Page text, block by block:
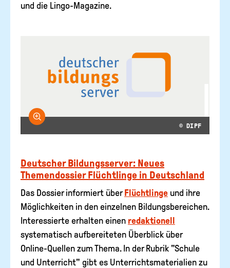
und die Lingo-Magazine.
Bild vergrößern
© DIPF
Deutscher Bildungsserver: Neues
Themendossier Flüchtlinge in Deutschland
Das Dossier informiert über Flüchtlinge und ihre
Möglichkeiten in den einzelnen Bildungsbereichen.
Interessierte erhalten einen redaktionell
systematisch aufbereiteten Überblick über
Online-Quellen zum Thema. In der Rubrik "Schule
und Unterricht" gibt es Unterrichtsmaterialien zu